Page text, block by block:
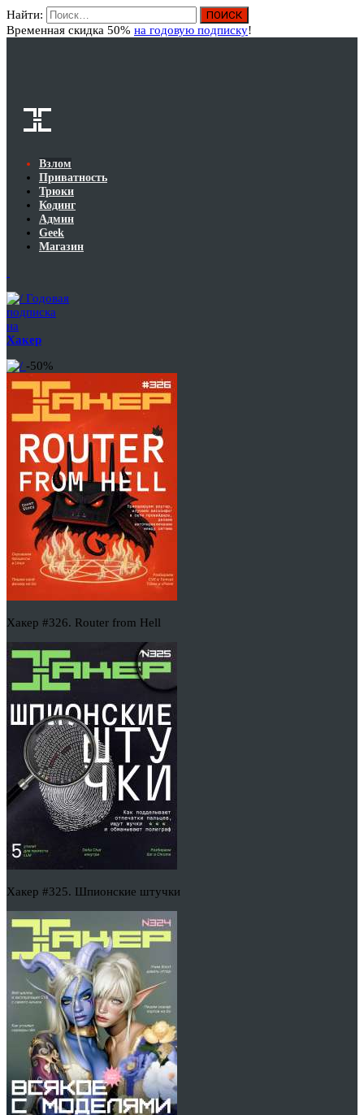
Найти:
Временная скидка 50% на годовую подписку!
Взлом
Приватность
Трюки
Кодинг
Админ
Geek
Магазин
Годовая
подписка
на
Хакер
-50%
Хакер #326. Router from Hell
Хакер #325. Шпионские штучки